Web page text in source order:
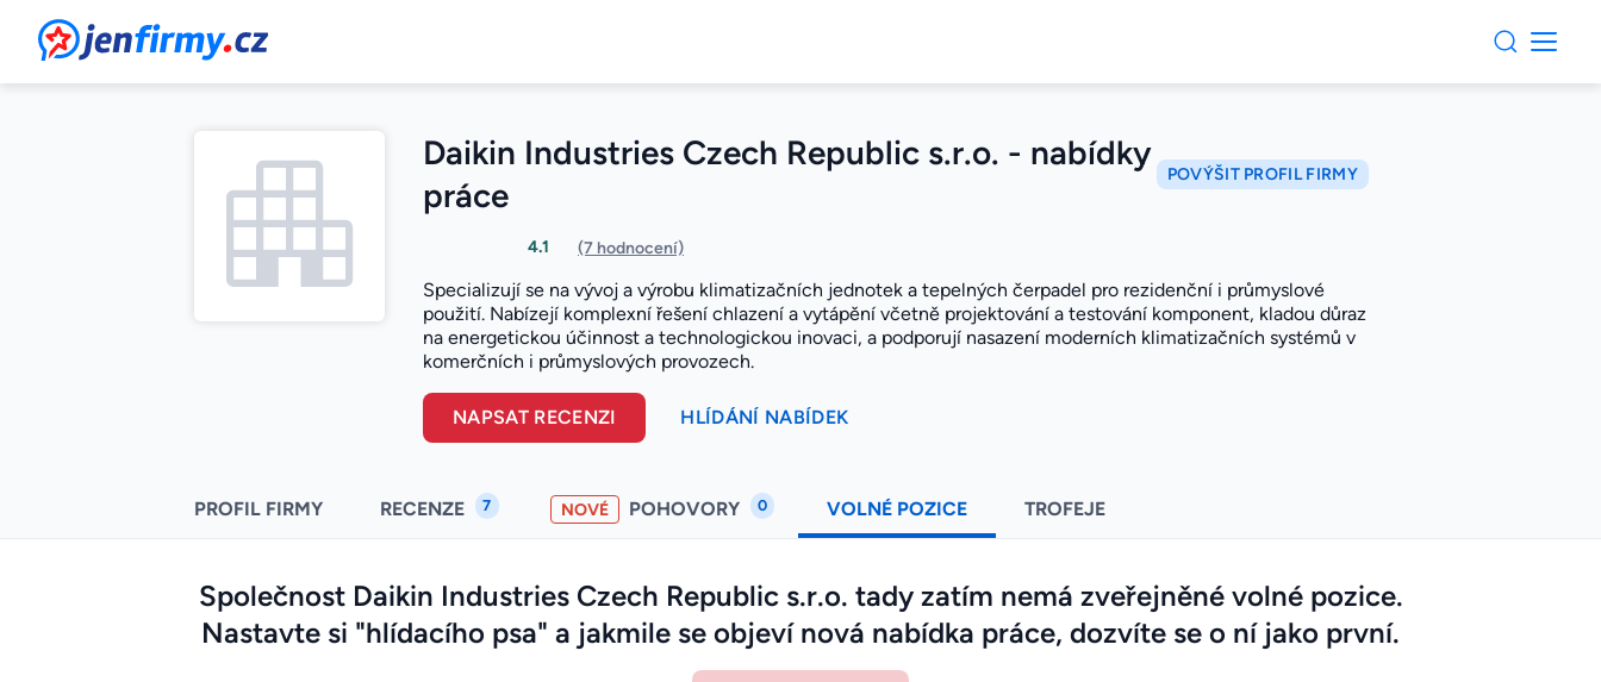
JenFirmy.cz
Daikin Industries Czech Republic s.r.o. - nabídky
práce
POVÝŠIT PROFIL FIRMY
4.1 (7 hodnocení)
Specializují se na vývoj a výrobu klimatizačních jednotek a tepelných čerpadel pro rezidenční i průmyslové
použití. Nabízejí komplexní řešení chlazení a vytápění včetně projektování a testování komponent, kladou důraz
na energetickou účinnost a technologickou inovaci, a podporují nasazení moderních klimatizačních systémů v
komerčních i průmyslových provozech.
NAPSAT RECENZI HLÍDÁNÍ NABÍDEK
PROFIL FIRMY RECENZE 7 NOVÉ POHOVORY 0 VOLNÉ POZICE TROFEJE
Společnost Daikin Industries Czech Republic s.r.o. tady zatím nemá zveřejněné volné pozice.
Nastavte si "hlídacího psa" a jakmile se objeví nová nabídka práce, dozvíte se o ní jako první.